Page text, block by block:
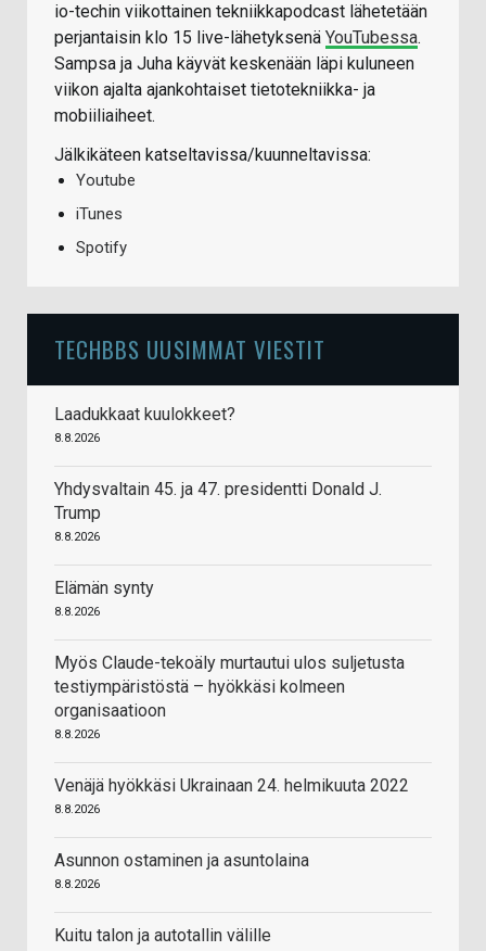
io-techin viikottainen tekniikkapodcast lähetetään
perjantaisin klo 15 live-lähetyksenä YouTubessa.
Sampsa ja Juha käyvät keskenään läpi kuluneen
viikon ajalta ajankohtaiset tietotekniikka- ja
mobiiliaiheet.
Jälkikäteen katseltavissa/kuunneltavissa:
Youtube
iTunes
Spotify
TECHBBS UUSIMMAT VIESTIT
Laadukkaat kuulokkeet?
8.8.2026
Yhdysvaltain 45. ja 47. presidentti Donald J.
Trump
8.8.2026
Elämän synty
8.8.2026
Myös Claude-tekoäly murtautui ulos suljetusta
testiympäristöstä – hyökkäsi kolmeen
organisaatioon
8.8.2026
Venäjä hyökkäsi Ukrainaan 24. helmikuuta 2022
8.8.2026
Asunnon ostaminen ja asuntolaina
8.8.2026
Kuitu talon ja autotallin välille